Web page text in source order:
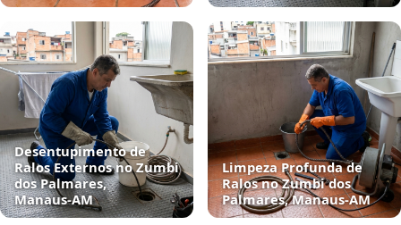
Desentupimento de
Ralos Externos no Zumbi
dos Palmares,
Manaus‑AM
Limpeza Profunda de
Ralos no Zumbi dos
Palmares, Manaus‑AM